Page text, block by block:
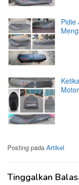
Pidie
Posting pada Artikel
Tinggalkan